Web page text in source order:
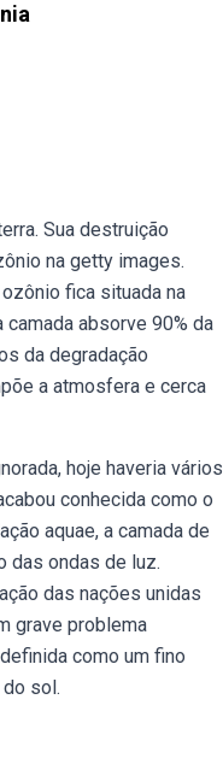
Sua destruição
na getty images.
fica situada na
absorve 90% da
da degradação
a atmosfera e cerca
hoje haveria vários
conhecida como o
aquae, a camada de
das ondas de luz.
das nações unidas
grave problema
como um fino
sol.